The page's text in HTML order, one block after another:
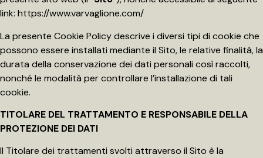
link: https://www.varvaglione.com/
La presente Cookie Policy descrive i diversi tipi di cookie che
possono essere installati mediante il Sito, le relative finalità, la
durata della conservazione dei dati personali così raccolti,
nonché le modalità per controllare l’installazione di tali
cookie.
TITOLARE DEL TRATTAMENTO E RESPONSABILE DELLA
PROTEZIONE DEI DATI
Il Titolare dei trattamenti svolti attraverso il Sito è la